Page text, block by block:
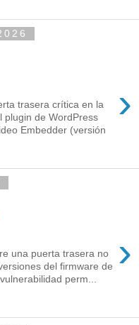
›
trasera crítica en la
plugin de WordPress
Embedder (versión
›
una puerta trasera no
del firmware de
perm...